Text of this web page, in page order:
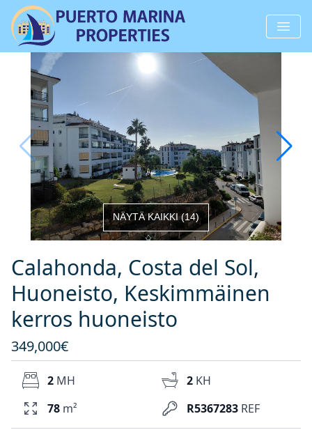
NÄYTÄ KAIKKI(14)
Calahonda, Costa del Sol,
Huoneisto, Keskimmäinen
kerros huoneisto
349,000€
R5367283 REF
2 MH 2 KH
78 m²